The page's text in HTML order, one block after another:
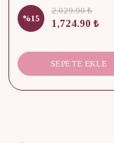
%15
2,029.90 ₺
1,724.90 ₺
SEPETE EKLE